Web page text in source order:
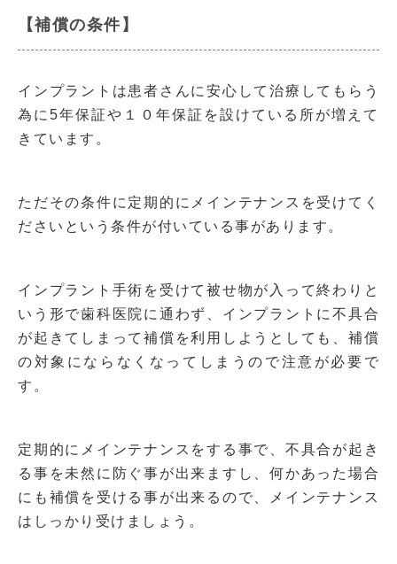
【補償の条件】
インプラントは患者さんに安心して治療してもらう
為に5年保証や１０年保証を設けている所が増えて
きています。
ただその条件に定期的にメインテナンスを受けてく
ださいという条件が付いている事があります。
インプラント手術を受けて被せ物が入って終わりと
いう形で歯科医院に通わず、インプラントに不具合
が起きてしまって補償を利用しようとしても、補償
の対象にならなくなってしまうので注意が必要で
す。
定期的にメインテナンスをする事で、不具合が起き
る事を未然に防ぐ事が出来ますし、何かあった場合
にも補償を受ける事が出来るので、メインテナンス
はしっかり受けましょう。